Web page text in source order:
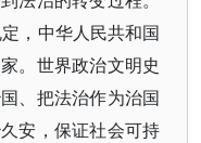
，中华人民共和国
。世界政治文明史
、把法治作为治国
安，保证社会可持